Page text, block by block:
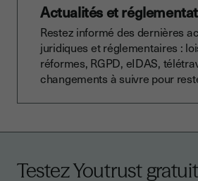
Actualités et
Restez informé des dernières
juridiques et réglementaires :
réformes, RGPD, eIDAS,
changements à suivre pour
Testez Youtrust